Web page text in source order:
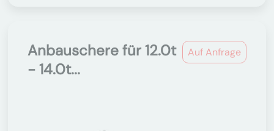
Auf Anfrage
Anbauschere für 12.0t
- 14.0t...